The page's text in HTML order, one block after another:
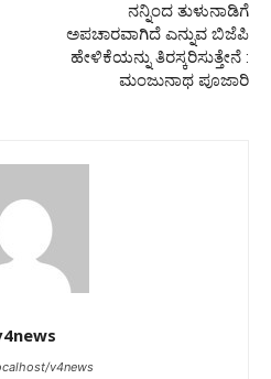
ನನ್ನಿಂದ ತುಳುನಾಡಿಗೆ
ಅಪಚಾರವಾಗಿದೆ ಎನ್ನುವ ಬಿಜೆಪಿ
ಹೇಳಿಕೆಯನ್ನು ತಿರಸ್ಕರಿಸುತ್ತೇನೆ :
ಮಂಜುನಾಥ ಪೂಜಾರಿ
v4news